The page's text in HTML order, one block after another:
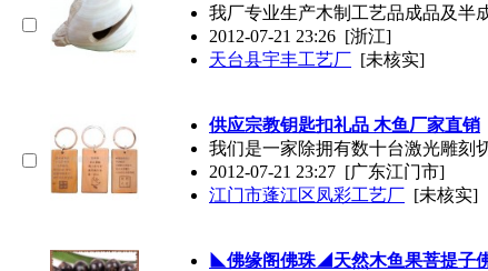
我厂专业生产木制工艺品成品及半
2012-07-21 23:26 [浙江]
天台县宇丰工艺厂 [未核实]
供应宗教钥匙扣礼品 木鱼厂家直销
我们是一家除拥有数十台激光雕刻
2012-07-21 23:27 [广东江门市]
江门市蓬江区凤彩工艺厂 [未核实]
◣佛缘阁佛珠◢天然木鱼果菩提子